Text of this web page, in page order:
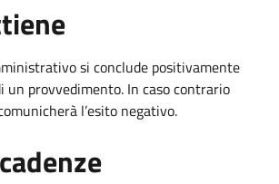
si conclude positivamente
un provvedimento. In caso contrario
l’esito negativo.